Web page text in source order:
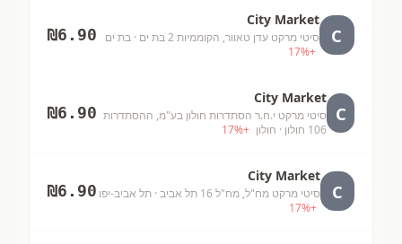
C
City Market
סיטי מרקט עדן טאוור, הקוממיות 2 בת ים
· בת ים
+
17%
₪6.90
C
City Market
סיטי מרקט י.ח.ר הסתדרות חולון בע"מ, ההסתדרות
106 חולון
· חולון +
17%
₪6.90
C
City Market
סיטי מרקט מח"ל, מח"ל 16 תל אביב
· תל אביב-יפו
+
17%
₪6.90